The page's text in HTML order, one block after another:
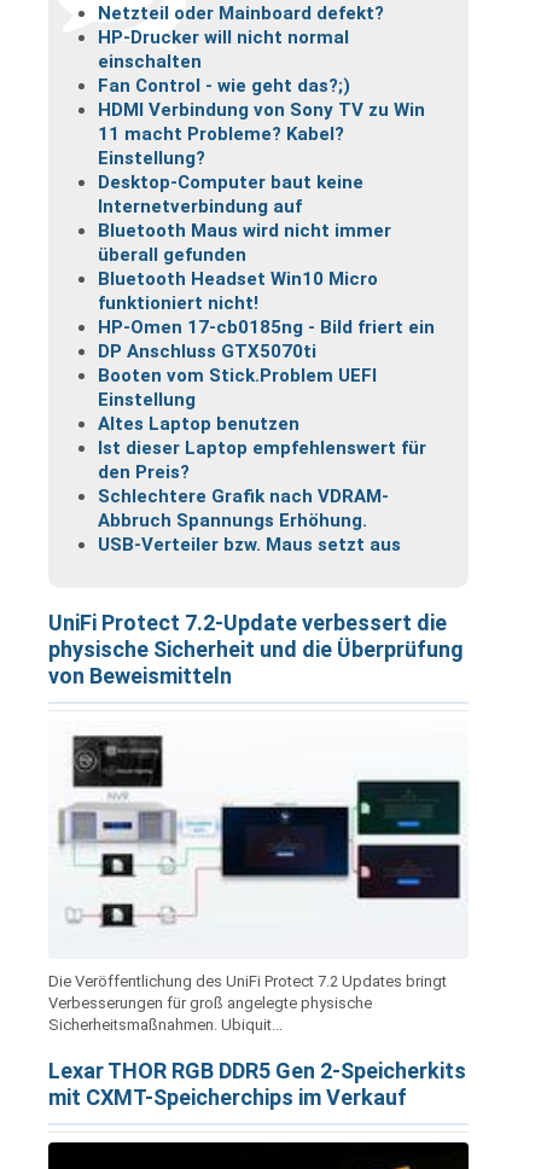
Netzteil oder Mainboard defekt?
HP-Drucker will nicht normal
einschalten
Fan Control - wie geht das?;)
HDMI Verbindung von Sony TV zu Win
11 macht Probleme? Kabel?
Einstellung?
Desktop-Computer baut keine
Internetverbindung auf
Bluetooth Maus wird nicht immer
überall gefunden
Bluetooth Headset Win10 Micro
funktioniert nicht!
HP-Omen 17-cb0185ng - Bild friert ein
DP Anschluss GTX5070ti
Booten vom Stick.Problem UEFI
Einstellung
Altes Laptop benutzen
Ist dieser Laptop empfehlenswert für
den Preis?
Schlechtere Grafik nach VDRAM-
Abbruch Spannungs Erhöhung.
USB-Verteiler bzw. Maus setzt aus
UniFi Protect 7.2-Update verbessert die
physische Sicherheit und die Überprüfung
von Beweismitteln
Die Veröffentlichung des UniFi Protect 7.2 Updates bringt
Verbesserungen für groß angelegte physische
Sicherheitsmaßnahmen. Ubiquit...
Lexar THOR RGB DDR5 Gen 2-Speicherkits
mit CXMT-Speicherchips im Verkauf